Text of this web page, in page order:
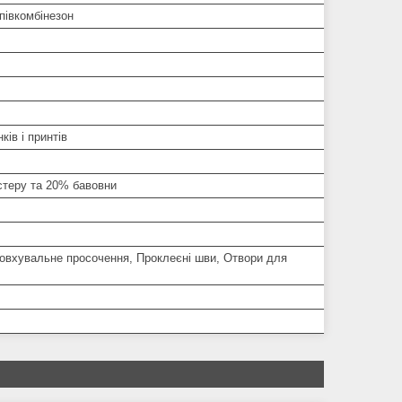
і принтів
та 20% бавовни
просочення, Проклеєні шви, Отвори для